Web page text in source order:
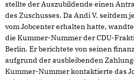
stellte der Auszubildende einen
des Zuschusses. Da Andi V. seitdem
vom Jobcenter erhalten hatte,
die Kummer-Nummer der CDU-
Berlin. Er berichtete von seinen
aufgrund der ausbleibenden
Kummer-Nummer kontaktierte das